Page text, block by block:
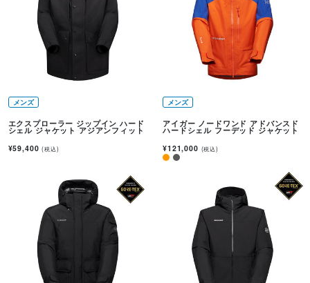
メンズ
エクスプローラー ジップイン ハード
シェル ジャケット アジアンフィット
¥59,400(税込)
メンズ
アイガー ノードワンド アドバンスド
ハードシェル フーデッド ジャケット
¥121,000 (税込)